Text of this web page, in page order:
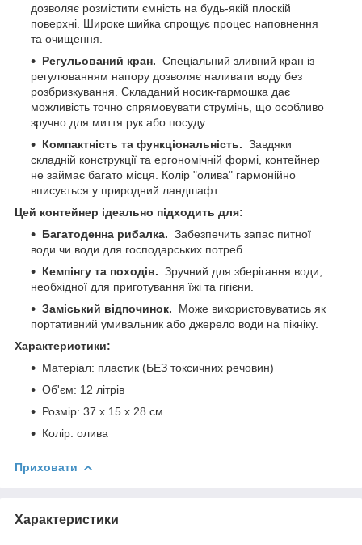
дозволяє розмістити ємність на будь-якій плоскій
поверхні. Широке шийка спрощує процес наповнення
та очищення.
Регульований кран. Спеціальний зливний кран із
регулюванням напору дозволяє наливати воду без
розбризкування. Складаний носик-гармошка дає
можливість точно спрямовувати струмінь, що особливо
зручно для миття рук або посуду.
Компактність та функціональність. Завдяки
складній конструкції та ергономічній формі, контейнер
не займає багато місця. Колір "олива" гармонійно
вписується у природний ландшафт.
Цей контейнер ідеально підходить для:
Багатоденна рибалка. Забезпечить запас питної
води чи води для господарських потреб.
Кемпінгу та походів. Зручний для зберігання води,
необхідної для приготування їжі та гігієни.
Заміський відпочинок. Може використовуватись як
портативний умивальник або джерело води на пікніку.
Характеристики:
Матеріал: пластик (БЕЗ токсичних речовин)
Об'єм: 12 літрів
Розмір: 37 x 15 x 28 см
Колір: олива
Приховати
Характеристики